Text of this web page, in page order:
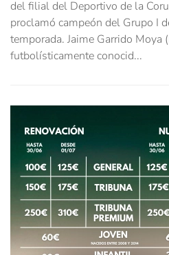
del filial del Deportivo de la
proclamó campeón del Grupo I
temporada. Jaime Garrido Moya
futbolísticamente conocid...